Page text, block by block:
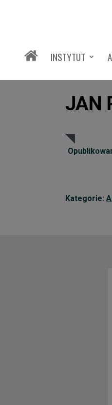
INSTYTUT
JAN
Kategorie: